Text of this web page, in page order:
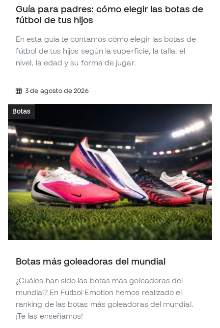
Guía para padres: cómo elegir las botas de
fútbol de tus hijos
En esta guía te contamos cómo elegir las botas de
fútbol de tus hijos según la superficie, la talla, el
nivel, la edad y su forma de jugar.
3 de agosto de 2026
Botas
Botas más goleadoras del mundial
¿Cuáles han sido las botas más goleadoras del
mundial? En Fútbol Emotion hemos realizado el
ranking de las botas más goleadoras del mundial.
¡Te las enseñamos!